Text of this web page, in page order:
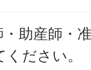
助産師・
ださい。